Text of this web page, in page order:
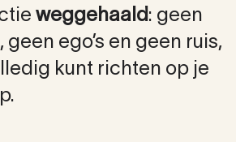
weggehaald: geen
ego’s en geen ruis,
kunt richten op je